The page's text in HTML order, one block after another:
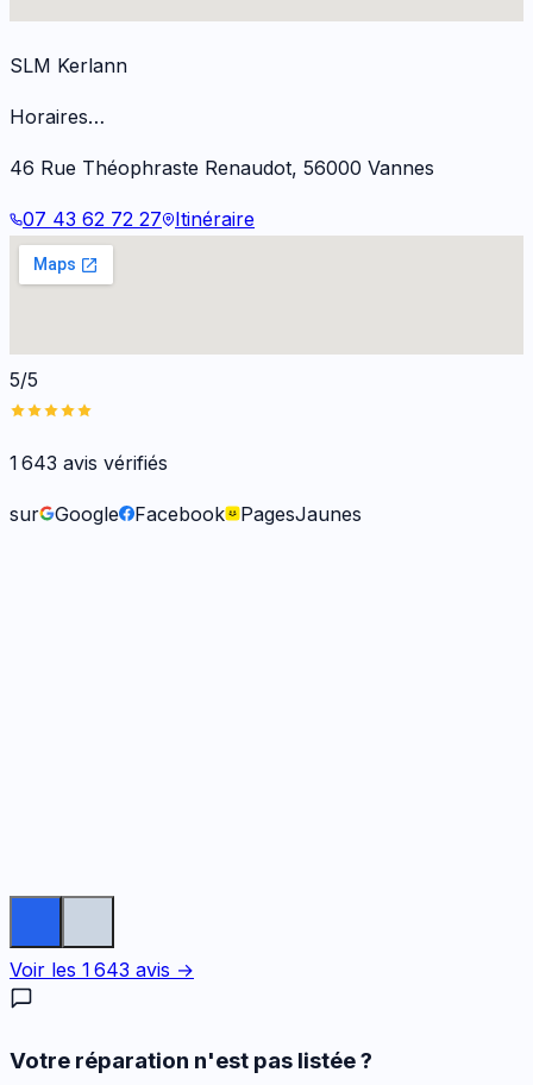
SLM Kerlann
Horaires…
46 Rue Théophraste Renaudot, 56000 Vannes
07 43 62 72 27 Itinéraire
5/5
1 643 avis vérifiés
sur Google Facebook PagesJaunes
Voir les 1 643 avis →
Votre réparation n'est pas listée ?